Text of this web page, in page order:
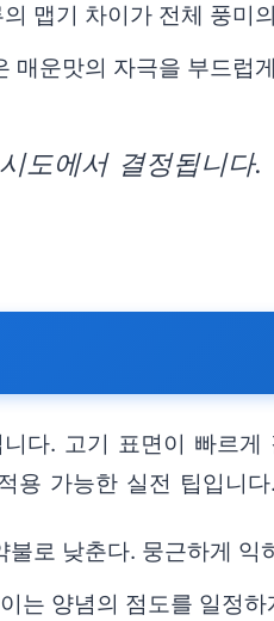
맵기 차이가 전체 풍미
매운맛의 자극을 부드럽
도에서 결정됩니다
다. 고기 표면이 빠르
용 가능한 실전 팁입니다.
로 낮춘다. 뭉근하게 익
는 양념의 점도를 일정